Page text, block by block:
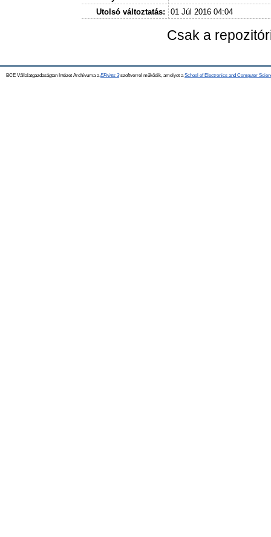
Utolsó változtatás:
01 Júl 2016 04:04
Csak a
BCE Vállalatgazdaságtan Intézet Archívuma a EPrints 3szoftverrel működik, amelyet a School of Electronics and Computer